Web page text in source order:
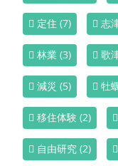
定住 (7) 志
林業 (3) 歌
減災 (5) 牡
移住体験 (2)
自由研究 (2)